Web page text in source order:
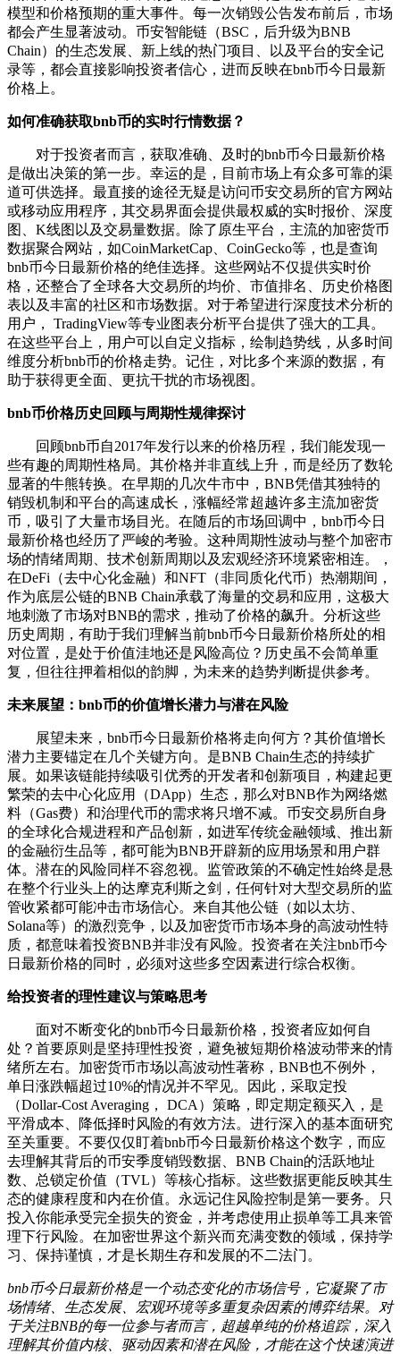
模型和价格预期的重大事件。每一次销毁公告发布前后，市场
都会产生显著波动。币安智能链（BSC，后升级为BNB
Chain）的生态发展、新上线的热门项目、以及平台的安全记
录等，都会直接影响投资者信心，进而反映在bnb币今日最新
价格上。
如何准确获取bnb币的实时行情数据？
对于投资者而言，获取准确、及时的bnb币今日最新价格
是做出决策的第一步。幸运的是，目前市场上有众多可靠的渠
道可供选择。最直接的途径无疑是访问币安交易所的官方网站
或移动应用程序，其交易界面会提供最权威的实时报价、深度
图、K线图以及交易量数据。除了原生平台，主流的加密货币
数据聚合网站，如CoinMarketCap、CoinGecko等，也是查询
bnb币今日最新价格的绝佳选择。这些网站不仅提供实时价
格，还整合了全球各大交易所的均价、市值排名、历史价格图
表以及丰富的社区和市场数据。对于希望进行深度技术分析的
用户， TradingView等专业图表分析平台提供了强大的工具。
在这些平台上，用户可以自定义指标，绘制趋势线，从多时间
维度分析bnb币的价格走势。记住，对比多个来源的数据，有
助于获得更全面、更抗干扰的市场视图。
bnb币价格历史回顾与周期性规律探讨
回顾bnb币自2017年发行以来的价格历程，我们能发现一
些有趣的周期性格局。其价格并非直线上升，而是经历了数轮
显著的牛熊转换。在早期的几次牛市中，BNB凭借其独特的
销毁机制和平台的高速成长，涨幅经常超越许多主流加密货
币，吸引了大量市场目光。在随后的市场回调中，bnb币今日
最新价格也经历了严峻的考验。这种周期性波动与整个加密市
场的情绪周期、技术创新周期以及宏观经济环境紧密相连。，
在DeFi（去中心化金融）和NFT（非同质化代币）热潮期间，
作为底层公链的BNB Chain承载了海量的交易和应用，这极大
地刺激了市场对BNB的需求，推动了价格的飙升。分析这些
历史周期，有助于我们理解当前bnb币今日最新价格所处的相
对位置，是处于价值洼地还是风险高位？历史虽不会简单重
复，但往往押着相似的韵脚，为未来的趋势判断提供参考。
未来展望：bnb币的价值增长潜力与潜在风险
展望未来，bnb币今日最新价格将走向何方？其价值增长
潜力主要锚定在几个关键方向。是BNB Chain生态的持续扩
展。如果该链能持续吸引优秀的开发者和创新项目，构建起更
繁荣的去中心化应用（DApp）生态，那么对BNB作为网络燃
料（Gas费）和治理代币的需求将只增不减。币安交易所自身
的全球化合规进程和产品创新，如进军传统金融领域、推出新
的金融衍生品等，都可能为BNB开辟新的应用场景和用户群
体。潜在的风险同样不容忽视。监管政策的不确定性始终是悬
在整个行业头上的达摩克利斯之剑，任何针对大型交易所的监
管收紧都可能冲击市场信心。来自其他公链（如以太坊、
Solana等）的激烈竞争，以及加密货币市场本身的高波动性特
质，都意味着投资BNB并非没有风险。投资者在关注bnb币今
日最新价格的同时，必须对这些多空因素进行综合权衡。
给投资者的理性建议与策略思考
面对不断变化的bnb币今日最新价格，投资者应如何自
处？首要原则是坚持理性投资，避免被短期价格波动带来的情
绪所左右。加密货币市场以高波动性著称，BNB也不例外，
单日涨跌幅超过10%的情况并不罕见。因此，采取定投
（Dollar-Cost Averaging， DCA）策略，即定期定额买入，是
平滑成本、降低择时风险的有效方法。进行深入的基本面研究
至关重要。不要仅仅盯着bnb币今日最新价格这个数字，而应
去理解其背后的币安季度销毁数据、BNB Chain的活跃地址
数、总锁定价值（TVL）等核心指标。这些数据更能反映其生
态的健康程度和内在价值。永远记住风险控制是第一要务。只
投入你能承受完全损失的资金，并考虑使用止损单等工具来管
理下行风险。在加密世界这个新兴而充满变数的领域，保持学
习、保持谨慎，才是长期生存和发展的不二法门。
bnb币今日最新价格是一个动态变化的市场信号，它凝聚了市
场情绪、生态发展、宏观环境等多重复杂因素的博弈结果。对
于关注BNB的每一位参与者而言，超越单纯的价格追踪，深入
理解其价值内核、驱动因素和潜在风险，才能在这个快速演进